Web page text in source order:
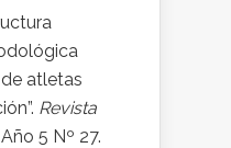
atletas
Revista
Año 5 Nº 27.